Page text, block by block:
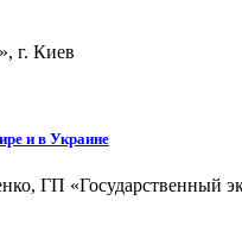
г. Киев
и в Украине
ГП «Государственный